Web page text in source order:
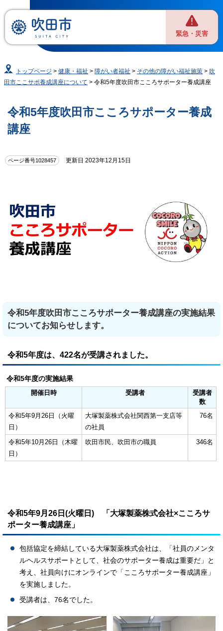
緊急・災害
トップページ >健康・福祉 > 障がい者福祉 > その他の障がい福祉施策 > 吹
田市ここサポ養成講座について > 令和5年度吹田市こころサポーター養成講座
令和5年度吹田市こころサポーター養成
講座
ページ番号1028457 更新日 2023年12月15日
令和5年度吹田市こころサポーター養成講座の実施結果
についてお知らせします。
令和5年度は、422名が受講されました。
令和5年度の実施結果
開催日時
受講者
受講者
数
令和5年9月26日（火曜
日）
大塚製薬株式会社関西第一支店等
の社員
76名
令和5年10月26日（木曜
日）
吹田市民、吹田市の職員 346名
令和5年9月26日(火曜日) 「大塚製薬株式会社×こころサ
ポーター養成講座」
包括協定を締結している大塚製薬株式会社は、「社員のメンタ
ルヘルスサポートとして、社会のサポーター養成は重要だ」と
考え、社員向けにオンラインで「こころサポーター養成講座」
を実施しました。
受講者は、76名でした。